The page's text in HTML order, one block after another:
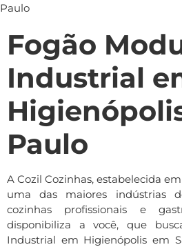
Paulo
Fogão
Industrial
Paulo
A Cozil Cozinhas, estabelecida
uma das maiores indústrias
cozinhas profissionais e
disponibiliza a você, que
Industrial em Higienópolis em